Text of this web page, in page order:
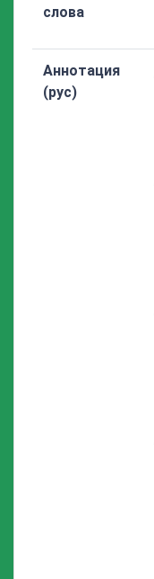
слова
Аннотация
(рус)